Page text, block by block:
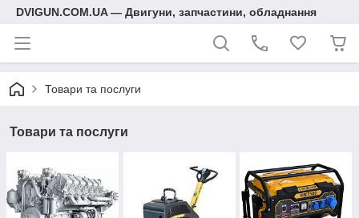
DVIGUN.COM.UA — Двигуни, запчастини, обладнання
Товари та послуги
Товари та послуги